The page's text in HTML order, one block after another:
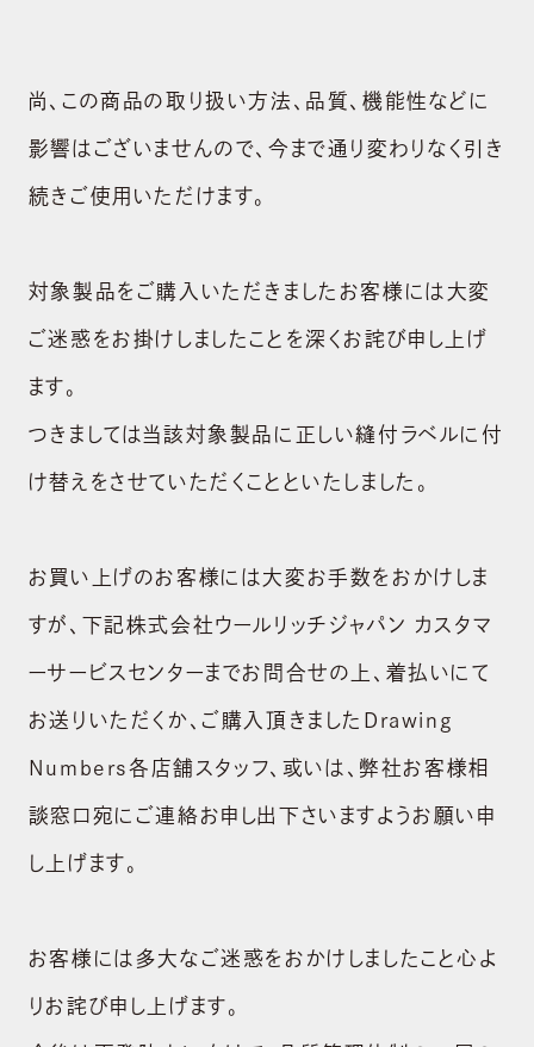
尚、この商品の取り扱い方法、品質、機能性などに
影響はございませんので、今まで通り変わりなく引き
続きご使用いただけます。
対象製品をご購入いただきましたお客様には大変
ご迷惑をお掛けしましたことを深くお詫び申し上げ
ます。
つきましては当該対象製品に正しい縫付ラベルに付
け替えをさせていただくことといたしました。
お買い上げのお客様には大変お手数をおかけしま
すが、下記株式会社ウールリッチジャパン カスタマ
ーサービスセンターまでお問合せの上、着払いにて
お送りいただくか、ご購入頂きましたDrawing
Numbers各店舗スタッフ、或いは、弊社お客様相
談窓口宛にご連絡お申し出下さいますようお願い申
し上げます。
お客様には多大なご迷惑をおかけしましたこと心よ
りお詫び申し上げます。